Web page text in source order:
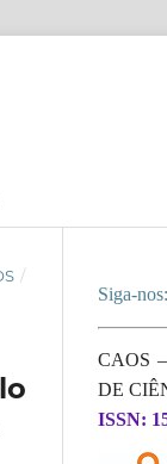
/
Siga-nos:
CAOS
DE
ISSN: